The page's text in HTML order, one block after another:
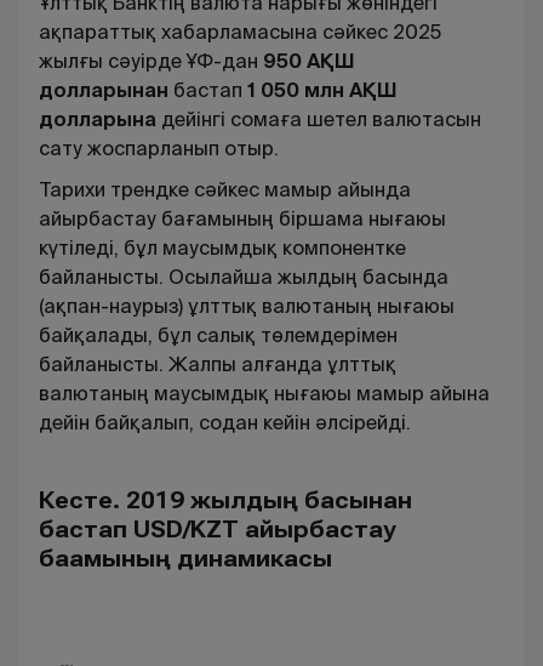
ақпараттық хабарламасына сәйкес 2025
жылғы сәуірде ҰФ-дан 950 АҚШ
долларынан бастап 1 050 млн АҚШ
долларына дейінгі сомаға шетел валютасын
сату жоспарланып отыр.
Тарихи трендке сәйкес мамыр айында
айырбастау бағамының біршама нығаюы
күтіледі, бұл маусымдық компонентке
байланысты. Осылайша жылдың басында
(ақпан-наурыз) ұлттық валютаның нығаюы
байқалады, бұл салық төлемдерімен
байланысты. Жалпы алғанда ұлттық
валютаның маусымдық нығаюы мамыр айына
дейін байқалып, содан кейін әлсірейді.
Кесте. 2019 жылдың басынан
бастап USD/KZT айырбастау
бағамының динамикасы